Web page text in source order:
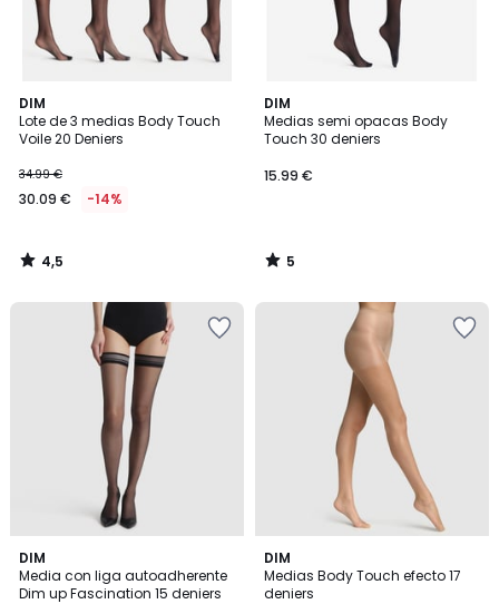
DIM
Lote de 3 medias Body Touch
Voile 20 Deniers
34.99 €
30.09 € -14%
4,5
/ 5
4,5
/
DIM
Medias semi opacas Body
Touch 30 deniers
15.99 €
5
/
5
5
/
DIM
Media con liga autoadherente
Dim up Fascination 15 deniers
4,1
/ 5
DIM
Medias Body Touch efecto 17
deniers
5
/
5